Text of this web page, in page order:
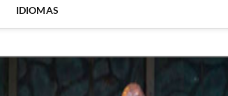
IDIOMAS